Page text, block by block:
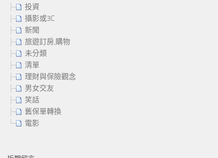
投資
攝影或3C
新聞
旅遊訂房,購物
未分類
清單
理財與保險觀念
男女交友
笑話
舊保單轉換
電影